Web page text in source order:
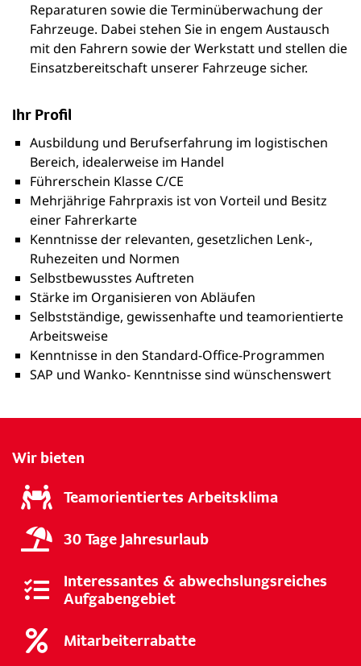
Reparaturen sowie die Terminüberwachung der
Fahrzeuge. Dabei stehen Sie in engem Austausch
mit den Fahrern sowie der Werkstatt und stellen die
Einsatzbereitschaft unserer Fahrzeuge sicher.
Ihr Profil
Ausbildung und Berufserfahrung im logistischen
Bereich, idealerweise im Handel
Führerschein Klasse C/CE
Mehrjährige Fahrpraxis ist von Vorteil und Besitz
einer Fahrerkarte
Kenntnisse der relevanten, gesetzlichen Lenk-,
Ruhezeiten und Normen
Selbstbewusstes Auftreten
Stärke im Organisieren von Abläufen
Selbstständige, gewissenhafte und teamorientierte
Arbeitsweise
Kenntnisse in den Standard-Office-Programmen
SAP und Wanko- Kenntnisse sind wünschenswert
Wir bieten
Teamorientiertes Arbeitsklima
30 Tage Jahresurlaub
Interessantes & abwechslungsreiches
Aufgabengebiet
Mitarbeiterrabatte